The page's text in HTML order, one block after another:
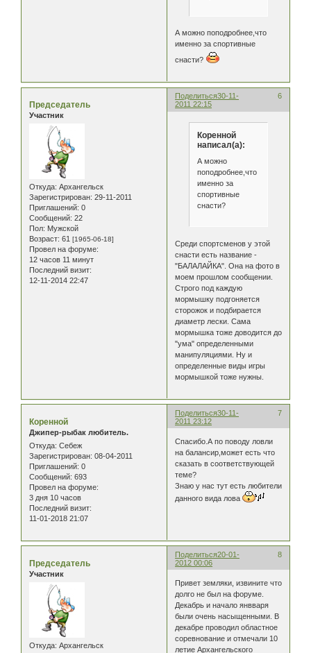
А можно поподробнее,что
именно за спортивные
снасти?
Поделиться 6
30-11-
2011 22:15
Председатель
Участник
Откуда: Архангельск
Зарегистрирован: 29-11-2011
Приглашений: 0
Сообщений: 22
Пол: Мужской
Возраст: 61 [1965-06-18]
Провел на форуме:
12 часов 11 минут
Последний визит:
12-11-2014 22:47
Коренной
написал(а):
А можно
поподробнее,что
именно за
спортивные
снасти?
Среди спортсменов у этой
снасти есть название -
"БАЛАЛАЙКА". Она на фото в
моем прошлом сообщении.
Строго под каждую
мормышку подгоняется
сторожок и подбирается
диаметр лески. Сама
мормышка тоже доводится до
"ума" определенными
манипуляциями. Ну и
определенные виды игры
мормышкой тоже нужны.
Поделиться 7
30-11-
2011 23:12
Коренной
Джипер-рыбак любитель.
Откуда: Себеж
Зарегистрирован: 08-04-2011
Приглашений: 0
Сообщений: 693
Провел на форуме:
3 дня 10 часов
Последний визит:
11-01-2018 21:07
Спасибо.А по поводу ловли
на балансир,может есть что
сказать в соответствующей
теме?
Знаю у нас тут есть любители
данного вида лова
Поделиться 8
20-01-
2012 00:06
Председатель
Участник
Откуда: Архангельск
Привет земляки, извините что
долго не был на форуме.
Декабрь и начало янвваря
были очень насыщенными. В
декабре проводил областное
соревнование и отмечали 10
летие Архангельского